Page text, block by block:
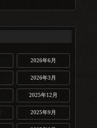
2026年6月
2026年3月
2025年12月
2025年9月